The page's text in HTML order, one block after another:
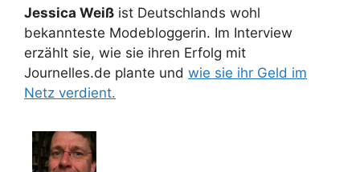
Jessica Weiß ist Deutschlands wohl
bekannteste Modebloggerin. Im Interview
erzählt sie, wie sie ihren Erfolg mit
Journelles.de plante und wie sie ihr Geld im
Netz verdient.